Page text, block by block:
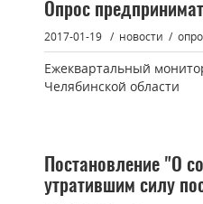
Опрос
2017-01-19 новости
Ежеквартальный
Челябинской области
Постановление "О
утратившим силу